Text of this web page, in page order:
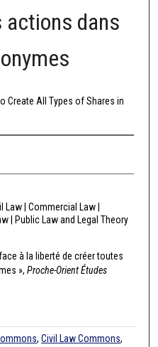
dans
Create All Types of Shares in
| Commercial Law |
| Public Law and Legal Theory
à la liberté de créer toutes
», Proche-Orient Études
,Civil Law Commons,